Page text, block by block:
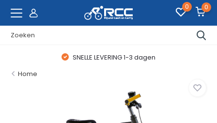
0 0
SNELLE LEVERING 1-3 dagen
Home